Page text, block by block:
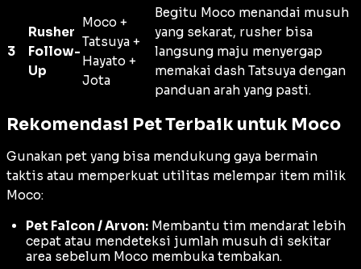
3
Rusher
Follow-
Up
Moco +
Tatsuya +
Hayato +
Jota
Begitu Moco menandai musuh
yang sekarat, rusher bisa
langsung maju menyergap
memakai dash Tatsuya dengan
panduan arah yang pasti.
Rekomendasi Pet Terbaik untuk Moco
Gunakan pet yang bisa mendukung gaya bermain
taktis atau memperkuat utilitas melempar item milik
Moco:
Pet Falcon / Arvon: Membantu tim mendarat lebih
cepat atau mendeteksi jumlah musuh di sekitar
area sebelum Moco membuka tembakan.